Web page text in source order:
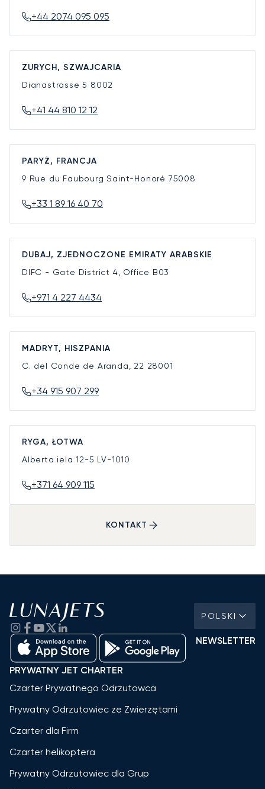
+44 2074 095 095
ZURYCH, SZWAJCARIA
Dianastrasse 5 8002
+41 44 810 12 12
PARYŻ, FRANCJA
9 Rue du Faubourg Saint-Honoré 75008
+33 1 89 16 40 70
DUBAJ, ZJEDNOCZONE EMIRATY ARABSKIE
DIFC - Gate District 4, Office B03
+971 4 227 4434
MADRYT, HISZPANIA
C. del Conde de Aranda, 22 28001
+34 915 907 299
RYGA, ŁOTWA
Alberta iela 12-5 LV-1010
+371 64 909 115
KONTAKT
POLSKI
NEWSLETTER
PRYWATNY JET CHARTER
Czarter Prywatnego Odrzutowca
Prywatny Odrzutowiec ze Zwierzętami
Czarter dla Firm
Czarter helikoptera
Prywatny Odrzutowiec dla Grup